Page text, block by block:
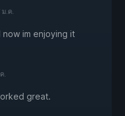
ม.ค.
now im enjoying it
.
great.